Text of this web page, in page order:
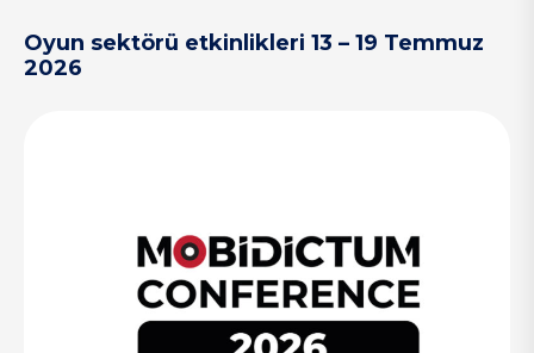
Oyun sektörü etkinlikleri 13 – 19 Temmuz
2026